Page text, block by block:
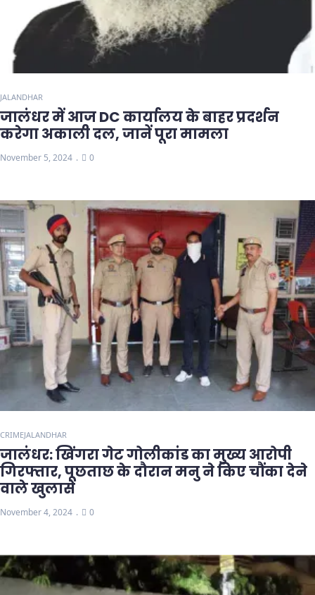
JALANDHAR
जालंधर में आज DC कार्यालय के बाहर प्रदर्शन
करेगा अकाली दल, जानें पूरा मामला
November 5, 2024 0
CRIMEJALANDHAR
जालंधर: खिंगरा गेट गोलीकांड का मुख्य आरोपी
गिरफ्तार, पूछताछ के दौरान मनु ने किए चौंका देने
वाले खुलासे
November 4, 2024 0